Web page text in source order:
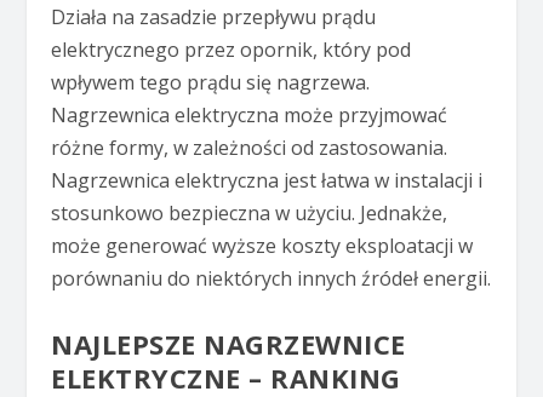
Działa na zasadzie przepływu prądu
elektrycznego przez opornik, który pod
wpływem tego prądu się nagrzewa.
Nagrzewnica elektryczna może przyjmować
różne formy, w zależności od zastosowania.
Nagrzewnica elektryczna jest łatwa w instalacji i
stosunkowo bezpieczna w użyciu. Jednakże,
może generować wyższe koszty eksploatacji w
porównaniu do niektórych innych źródeł energii.
NAJLEPSZE NAGRZEWNICE
ELEKTRYCZNE – RANKING